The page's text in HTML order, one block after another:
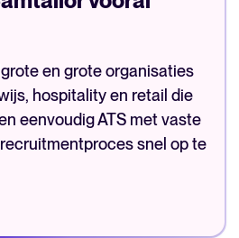
en grote organisaties
hospitality en retail die
eenvoudig ATS met vaste
snel op te